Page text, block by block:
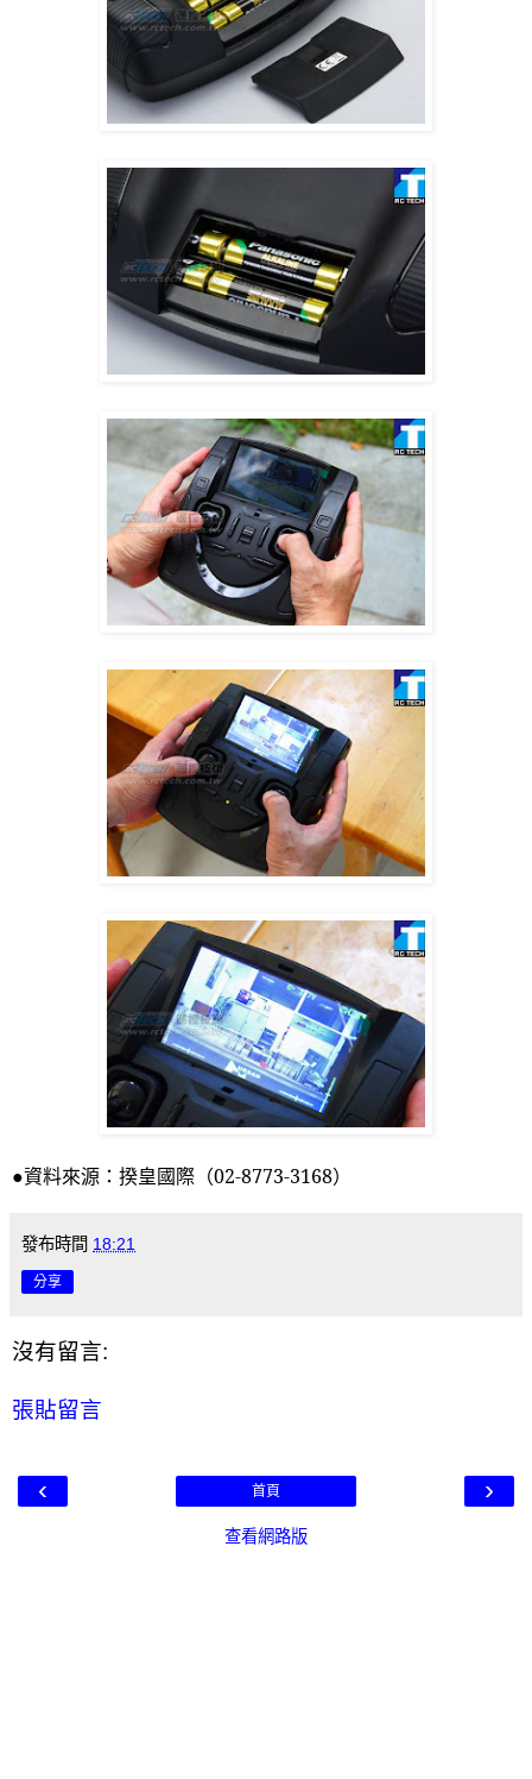
●資料來源：揆皇國際（02-8773-3168）
發布時間 18:21
分享
沒有留言:
張貼留言
‹ ›
首頁
查看網路版